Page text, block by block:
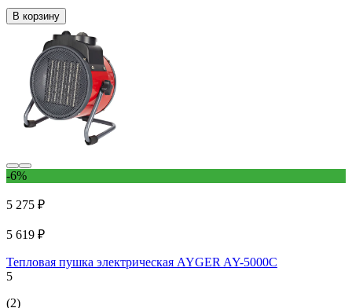
В корзину
-6%
5 275 ₽
5 619 ₽
Тепловая пушка электрическая AYGER AY-5000C
5
(2)